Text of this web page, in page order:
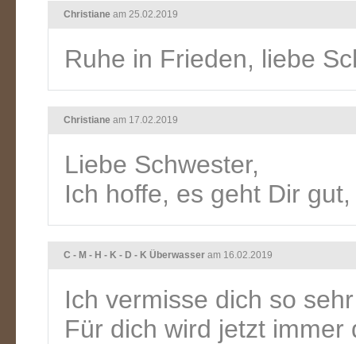
Christiane am 25.02.2019
Ruhe in Frieden, liebe
Christiane am 17.02.2019
Liebe Schwester,
Ich hoffe, es geht Dir
C - M - H - K - D - K Überwasser am 16.02.2019
Ich vermisse dich so
Für dich wird jetzt